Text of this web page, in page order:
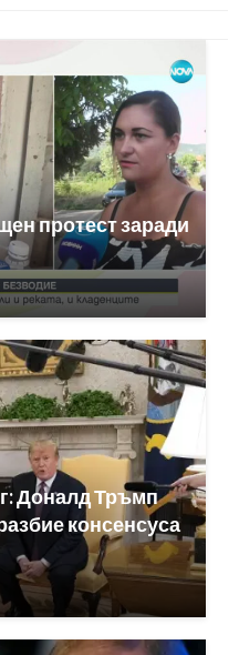
протест заради
Доналд Тръмп
консенсуса